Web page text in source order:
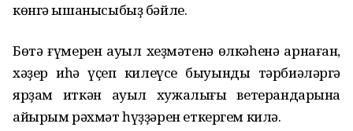
көнгә ышанысыбыҙ бәйле.
Бөтә ғүмерен ауыл хеҙмәтенә өлкәһенә арнаған,
хәҙер иһә үҫеп килеүсе быуынды тәрбиәләргә
ярҙам иткән ауыл хужалығы ветерандарына
айырым рәхмәт һүҙҙәрен еткергем килә.